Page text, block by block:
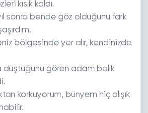
kısık kaldı.
sonra bende göz olduğunu fark
bölgesinde yer alır, kendinizde
düştüğünü gören adam balık
korkuyorum, bünyem hiç alışık